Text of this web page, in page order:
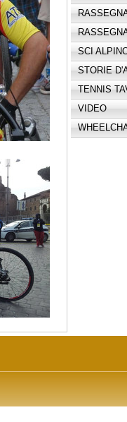
SCI
STORIE
TENNIS
VIDEO